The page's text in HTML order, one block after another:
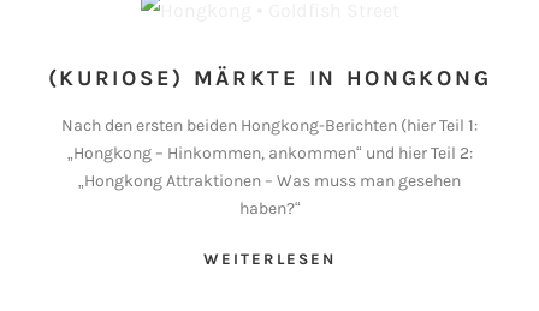
(KURIOSE) MÄRKTE IN HONGKONG
Nach den ersten beiden Hongkong-Berichten (hier Teil 1:
„Hongkong – Hinkommen, ankommen“ und hier Teil 2:
„Hongkong Attraktionen – Was muss man gesehen
haben?“
WEITERLESEN